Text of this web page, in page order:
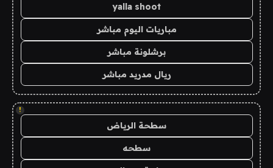
yalla shoot
مباريات اليوم مباشر
برشلونة مباشر
ريال مدريد مباشر
!
سطحة الرياض
سطحه